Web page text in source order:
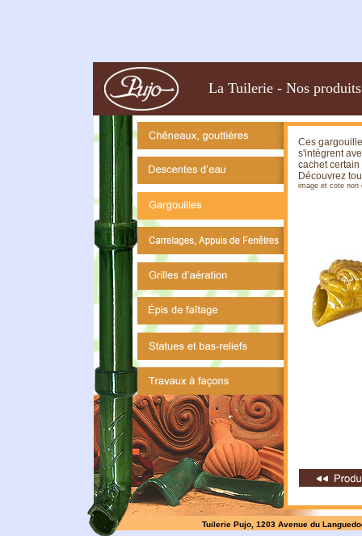
La Tuilerie- Nos produits
Ces
s'intègrent
cachet
Découvrez
image et cote non
Tuilerie Pujo, 1203 Avenue du